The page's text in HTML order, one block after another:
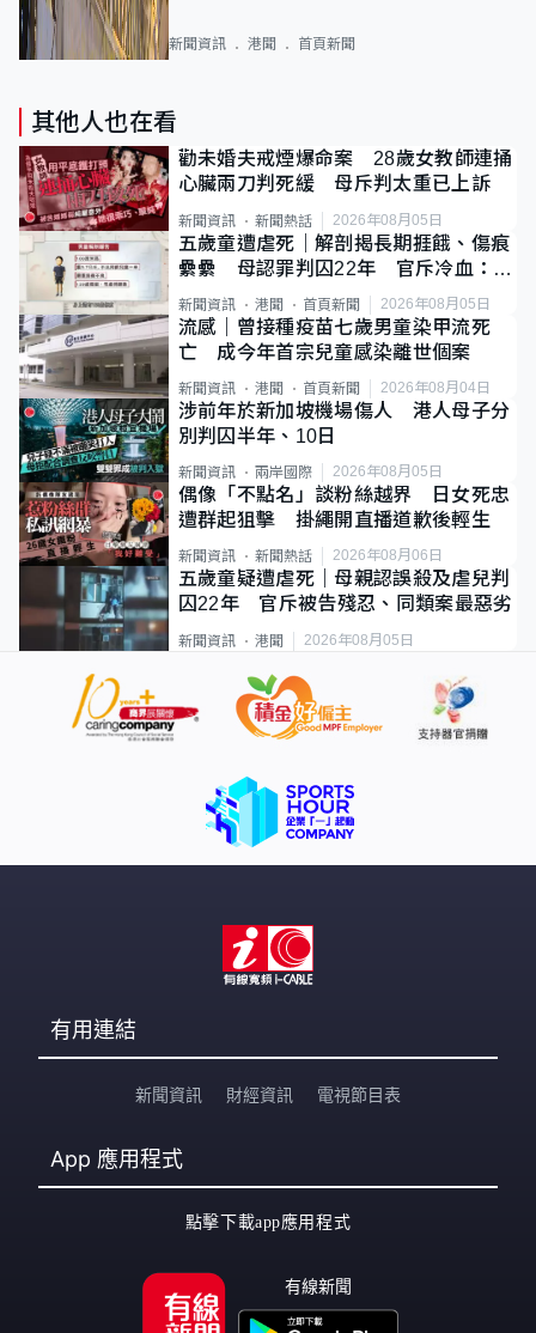
新聞資訊 港聞 首頁新聞
其他人也在看
勸未婚夫戒煙爆命案 28歲女教師連捅
心臟兩刀判死緩 母斥判太重已上訴
新聞資訊 新聞熱話 2026年08月05日
五歲童遭虐死｜解剖揭長期捱餓、傷痕
纍纍 母認罪判囚22年 官斥冷血：同
類案最惡劣
新聞資訊 港聞 首頁新聞 2026年08月05日
流感｜曾接種疫苗七歲男童染甲流死
亡 成今年首宗兒童感染離世個案
新聞資訊 港聞 首頁新聞 2026年08月04日
涉前年於新加坡機場傷人 港人母子分
別判囚半年、10日
新聞資訊 兩岸國際 2026年08月05日
偶像「不點名」談粉絲越界 日女死忠
遭群起狙擊 掛繩開直播道歉後輕生
新聞資訊 新聞熱話 2026年08月06日
五歲童疑遭虐死｜母親認誤殺及虐兒判
囚22年 官斥被告殘忍、同類案最惡劣
新聞資訊 港聞 2026年08月05日
有用連結
新聞資訊 財經資訊 電視節目表
App 應用程式
點擊下載app應用程式
有線新聞